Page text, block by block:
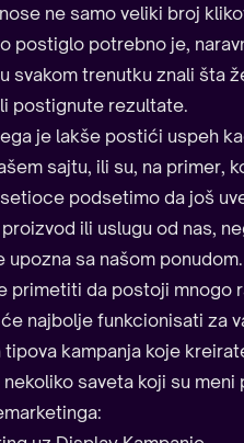
ne samo veliki broj
postiglo potrebno je,
svakom trenutku znali šta
postignute rezultate.
je lakše postići uspeh
sajtu, ili su, na primer,
podsetimo da još
ili uslugu od nas,
sa našom ponudom.
primetiti da postoji mnogo
najbolje funkcionisati za
kampanja koje
saveta koji su